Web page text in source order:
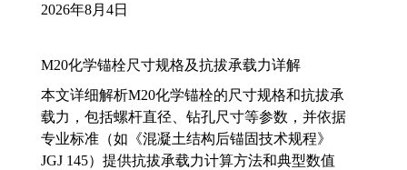
2026年8月4日
M20化学锚栓尺寸规格及抗拔承载力详解
本文详细解析M20化学锚栓的尺寸规格和抗拔承
载力，包括螺杆直径、钻孔尺寸等参数，并依据
专业标准（如《混凝土结构后锚固技术规程》
JGJ 145）提供抗拔承载力计算方法和典型数值